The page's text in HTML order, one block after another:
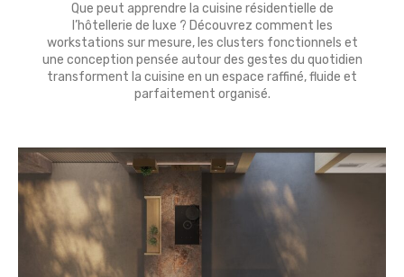
Que peut apprendre la cuisine résidentielle de
l’hôtellerie de luxe ? Découvrez comment les
workstations sur mesure, les clusters fonctionnels et
une conception pensée autour des gestes du quotidien
transforment la cuisine en un espace raffiné, fluide et
parfaitement organisé.